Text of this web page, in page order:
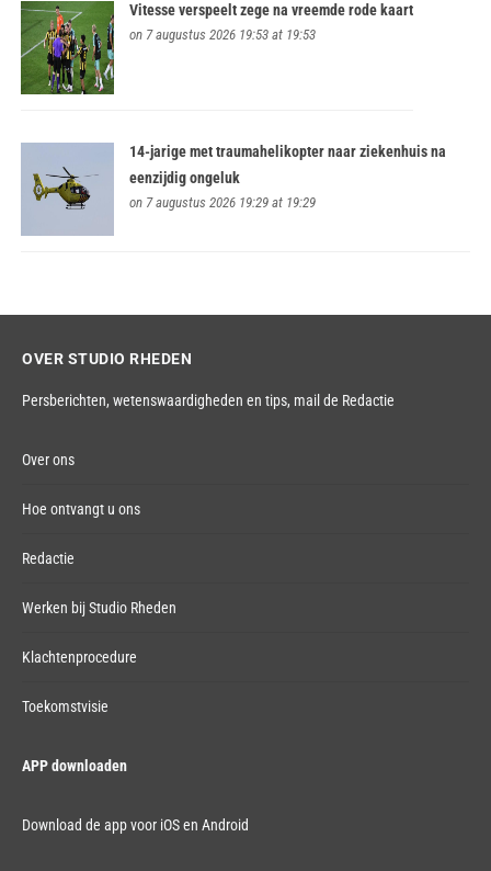
Vitesse verspeelt zege na vreemde rode kaart
on 7 augustus 2026 19:53 at 19:53
14-jarige met traumahelikopter naar ziekenhuis na
eenzijdig ongeluk
on 7 augustus 2026 19:29 at 19:29
OVER STUDIO RHEDEN
Persberichten, wetenswaardigheden en tips, mail de Redactie
Over ons
Hoe ontvangt u ons
Redactie
Werken bij Studio Rheden
Klachtenprocedure
Toekomstvisie
APP downloaden
Download de app voor iOS en Android